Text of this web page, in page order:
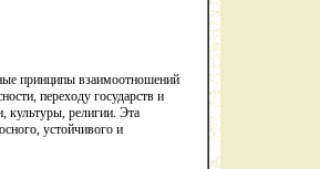
принципы взаимоотношений
переходу государств и
культуры, религии. Эта
устойчивого и